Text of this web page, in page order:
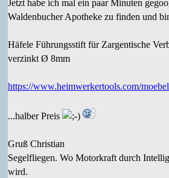
Jetzt habe ich mal ein paar Minuten
Waldenbucher Apotheke zu finden und
Häfele Führungsstift für Zargentische
verzinkt Ø 8mm
https://www.heimwerkertools.com/
...halber Preis
Gruß Christian
Segelfliegen. Wo Motorkraft durch
wird.